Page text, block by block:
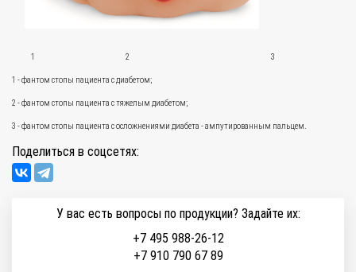
1 2 3
1 - фантом стопы пациента с диабетом;
2 - фантом стопы пациента с тяжелым диабетом;
3 - фантом стопы пациента с осложнениями диабета - ампутированным пальцем.
Поделиться в соцсетях:
У вас есть вопросы по продукции? Задайте их:
+7 495 988-26-12
+7 910 790 67 89